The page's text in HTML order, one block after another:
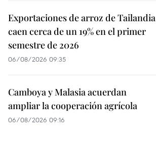
Exportaciones de arroz de Tailandia
caen cerca de un 19% en el primer
semestre de 2026
06/08/2026 09:35
Camboya y Malasia acuerdan
ampliar la cooperación agrícola
06/08/2026 09:16